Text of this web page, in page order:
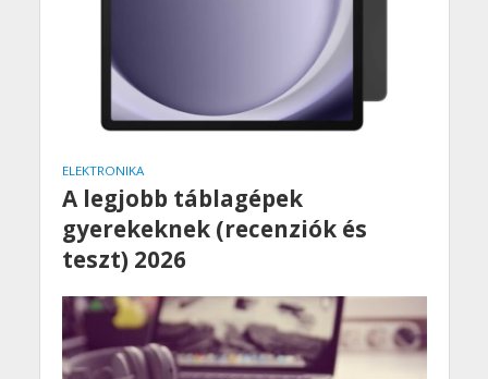
ELEKTRONIKA
A legjobb táblagépek
gyerekeknek (recenziók és
teszt) 2026